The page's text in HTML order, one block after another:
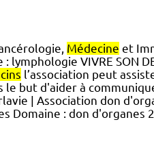
Médecine et
: lymphologie VIVRE SON
l’association peut
but d'aider à
| Association don
Domaine : don d'organes